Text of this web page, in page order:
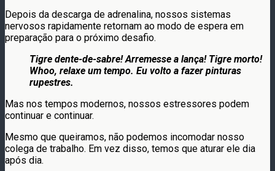
Depois da descarga de adrenalina, nossos sistemas
nervosos rapidamente retornam ao modo de espera em
preparação para o próximo desafio.
Tigre dente-de-sabre! Arremesse a lança! Tigre morto!
Whoo, relaxe um tempo. Eu volto a fazer pinturas
rupestres.
Mas nos tempos modernos, nossos estressores podem
continuar e continuar.
Mesmo que queiramos, não podemos incomodar nosso
colega de trabalho. Em vez disso, temos que aturar ele dia
após dia.